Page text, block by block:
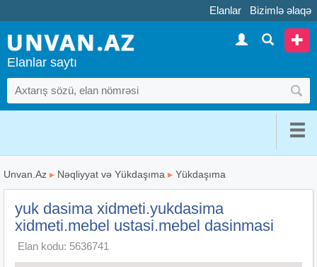
Elanlar Bizimlə əlaqə
Elanlar saytı
Unvan.Az ▸ Nəqliyyat və Yükdaşıma ▸ Yükdaşıma
yuk dasima xidmeti.yukdasima
xidmeti.mebel ustasi.mebel dasinmasi
Elan kodu: 5636741